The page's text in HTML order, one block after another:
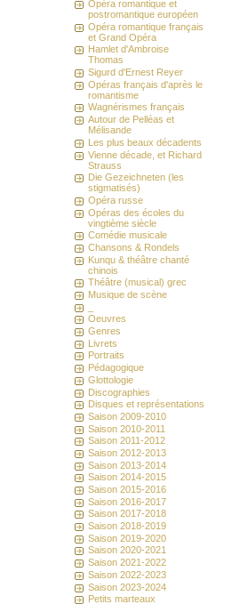
Opéra romantique et
postromantique européen
Opéra romantique français
et Grand Opéra
Hamlet d'Ambroise
Thomas
Sigurd d'Ernest Reyer
Opéras français d'après le
romantisme
Wagnérismes français
Autour de Pelléas et
Mélisande
Les plus beaux décadents
Vienne décade, et Richard
Strauss
Die Gezeichneten (les
stigmatisés)
Opéra russe
Opéras des écoles du
vingtième siècle
Comédie musicale
Chansons & Rondels
Kunqu & théâtre chanté
chinois
Théâtre (musical) grec
Musique de scène
Oeuvres
Genres
Livrets
Portraits
Pédagogique
Glottologie
Discographies
Disques et représentations
Saison 2009-2010
Saison 2010-2011
Saison 2011-2012
Saison 2012-2013
Saison 2013-2014
Saison 2014-2015
Saison 2015-2016
Saison 2016-2017
Saison 2017-2018
Saison 2018-2019
Saison 2019-2020
Saison 2020-2021
Saison 2021-2022
Saison 2022-2023
Saison 2023-2024
Petits marteaux